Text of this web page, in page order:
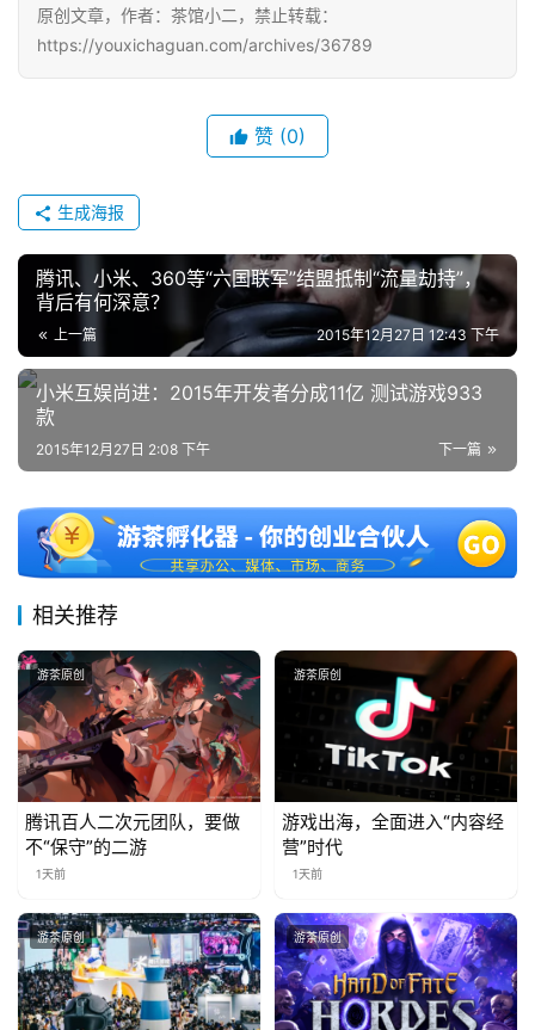
日
对
会
上
海
站
中
文
(
中
国
)
原创文章，作者：茶馆小二，禁止转载：
https://youxichaguan.com/archives/36789
赞 (0)
生成海报
腾讯、小米、360等“六国联军”结盟抵制“流量劫持”，
背后有何深意？
上一篇 2015年12月27日 12:43 下午
小米互娱尚进：2015年开发者分成11亿 测试游戏933
款
下一篇
2015年12月27日 2:08 下午
相关推荐
游茶原创
腾讯百人二次元团队，要做
不“保守”的二游
1天前
游茶原创
游戏出海，全面进入“内容经
营”时代
1天前
游茶原创 游茶原创